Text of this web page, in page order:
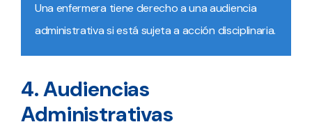
Una enfermera tiene derecho a una audiencia
administrativa si está sujeta a acción disciplinaria.
4. Audiencias
Administrativas